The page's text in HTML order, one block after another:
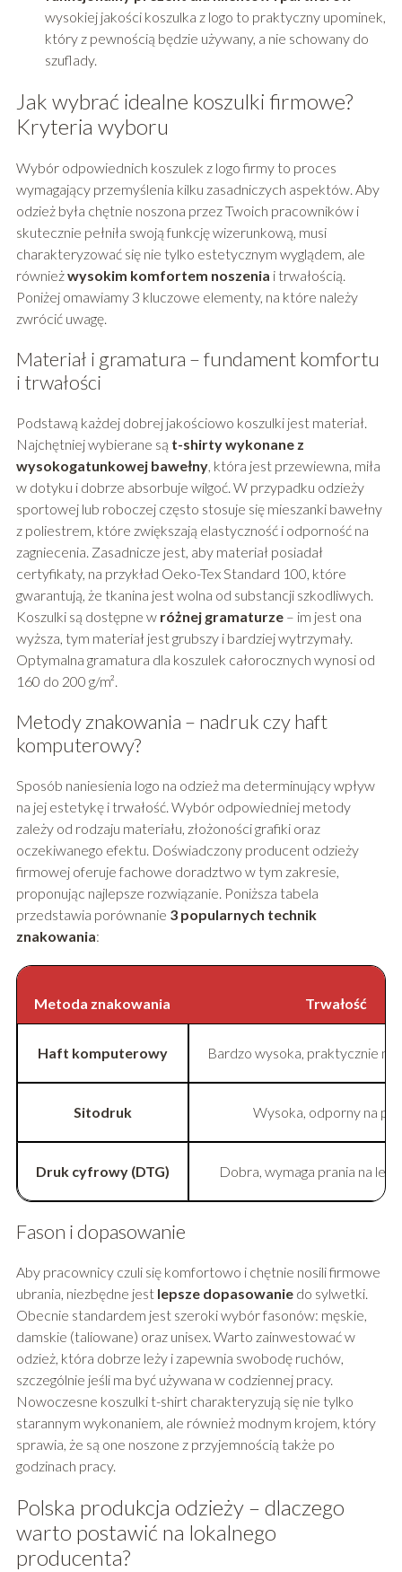
wysokiej jakości koszulka z logo to praktyczny upominek,
który z pewnością będzie używany, a nie schowany do
szuflady.
Jak wybrać idealne koszulki firmowe?
Kryteria wyboru
Wybór odpowiednich koszulek z logo firmy to proces
wymagający przemyślenia kilku zasadniczych aspektów. Aby
odzież była chętnie noszona przez Twoich pracowników i
skutecznie pełniła swoją funkcję wizerunkową, musi
charakteryzować się nie tylko estetycznym wyglądem, ale
równieżwysokim komfortem noszenia i trwałością.
Poniżej omawiamy 3 kluczowe elementy, na które należy
zwrócić uwagę.
Materiał i gramatura – fundament komfortu
i trwałości
Podstawą każdej dobrej jakościowo koszulki jest materiał.
Najchętniej wybierane są t-shirty wykonane z
wysokogatunkowej bawełny, która jest przewiewna, miła
w dotyku i dobrze absorbuje wilgoć. W przypadku odzieży
sportowej lub roboczej często stosuje się mieszanki bawełny
z poliestrem, które zwiększają elastyczność i odporność na
zagniecenia. Zasadnicze jest, aby materiał posiadał
certyfikaty, na przykład Oeko-Tex Standard 100, które
gwarantują, że tkanina jest wolna od substancji szkodliwych.
Koszulki są dostępne w różnej gramaturze– im jest ona
wyższa, tym materiał jest grubszy i bardziej wytrzymały.
Optymalna gramatura dla koszulek całorocznych wynosi od
160 do 200 g/m².
Metody znakowania – nadruk czy haft
komputerowy?
Sposób naniesienia logo na odzież ma determinujący wpływ
na jej estetykę i trwałość. Wybór odpowiedniej metody
zależy od rodzaju materiału, złożoności grafiki oraz
oczekiwanego efektu. Doświadczony producent odzieży
firmowej oferuje fachowe doradztwo w tym zakresie,
proponując najlepsze rozwiązanie. Poniższa tabela
przedstawia porównanie 3 popularnych technik
znakowania:
Metoda znakowania Trwałość
Haft komputerowy Bardzo wysoka, praktycznie
Sitodruk Wysoka, odporny na
Druk cyfrowy (DTG) Dobra, wymaga prania na
Fason i dopasowanie
Aby pracownicy czuli się komfortowo i chętnie nosili firmowe
ubrania, niezbędne jest lepsze dopasowaniedo sylwetki.
Obecnie standardem jest szeroki wybór fasonów: męskie,
damskie (taliowane) oraz unisex. Warto zainwestować w
odzież, która dobrze leży i zapewnia swobodę ruchów,
szczególnie jeśli ma być używana w codziennej pracy.
Nowoczesne koszulki t-shirt charakteryzują się nie tylko
starannym wykonaniem, ale również modnym krojem, który
sprawia, że są one noszone z przyjemnością także po
godzinach pracy.
Polska produkcja odzieży – dlaczego
warto postawić na lokalnego
producenta?